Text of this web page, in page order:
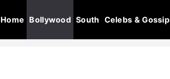
Home Bollywood South Celebs & Gossip